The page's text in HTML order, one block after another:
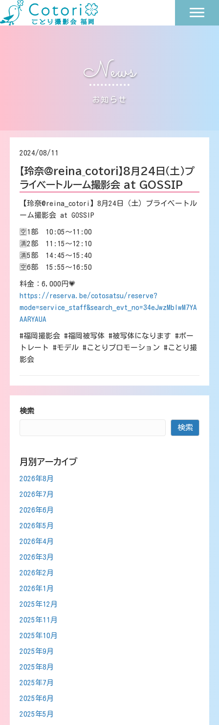
News
お知らせ
2024/08/11
【玲奈@reina_cotori】8月24日（土）プ
ライベートルーム撮影会 at GOSSIP
【玲奈@reina_cotori】8月24日（土）プライベートル
ーム撮影会 at GOSSIP
🈳1部 10:05～11:00
🈵2部 11:15～12:10
🈵5部 14:45～15:40
🈳6部 15:55～16:50
料金：6,000円💗
https://reserva.be/cotosatsu/reserve?
mode=service_staff&search_evt_no=34eJwzMbIwM7YA
AARYAUA
#福岡撮影会 #福岡被写体 #被写体になります #ポー
トレート #モデル #ことりプロモーション #ことり撮
影会
検索
検索
月別アーカイブ
2026年8月
2026年7月
2026年6月
2026年5月
2026年4月
2026年3月
2026年2月
2026年1月
2025年12月
2025年11月
2025年10月
2025年9月
2025年8月
2025年7月
2025年6月
2025年5月